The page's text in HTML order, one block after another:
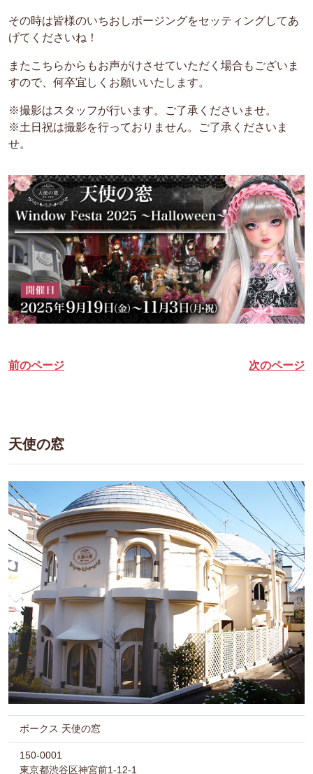
その時は皆様のいちおしポージングをセッティングしてあ
げてくださいね！
またこちらからもお声がけさせていただく場合もございま
すので、何卒宜しくお願いいたします。
※撮影はスタッフが行います。ご了承くださいませ。
※土日祝は撮影を行っておりません。ご了承くださいま
せ。
前のページ 次のページ
天使の窓
ボークス 天使の窓
150-0001
東京都渋谷区神宮前1-12-1